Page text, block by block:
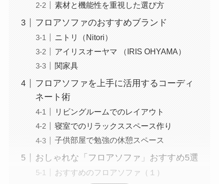
素材と機能性を重視した選び方
フロアソファのおすすめブランド
ニトリ（Nitori）
アイリスオーヤマ （IRIS OHYAMA）
関家具
フロアソファを上手に活用するコーディ
ネート術
リビングルームでのレイアウト
寝室でのリラックススペース作り
子供部屋で勉強の休憩スペース
おしゃれな「フロアソファ」おすすめ5選
おすすめのフロアソファ（１）